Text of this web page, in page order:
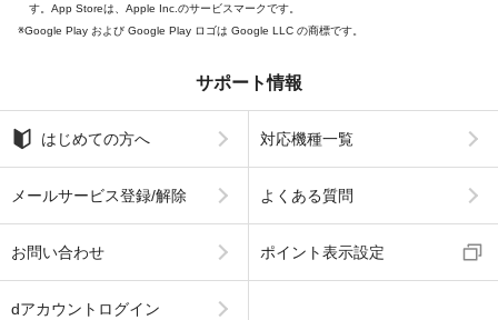
す。App Storeは、Apple Inc.のサービスマークです。
Google Play および Google Play ロゴは Google LLC の商標です。
サポート情報
はじめての方へ 対応機種一覧
メールサービス登録/解除 よくある質問
お問い合わせ ポイント表示設定
dアカウントログイン